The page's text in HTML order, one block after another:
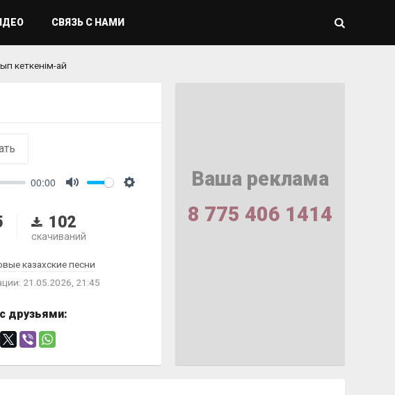
СВЯЗЬ С НАМИ
кеткенім-ай
00:00
102
скачиваний
казахские песни
21.05.2026, 21:45
друзьями:
Ваша реклама
8 775 406 1414